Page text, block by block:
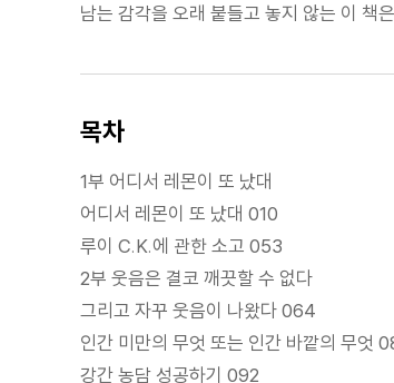
남는 감각을 오래 붙들고 놓지 않는 이 책
목차
1부 어디서 레몬이 또 났대
어디서 레몬이 또 났대 010
루이 C.K.에 관한 소고 053
2부 웃음은 결코 깨끗할 수 없다
그리고 자꾸 웃음이 나왔다 064
인간 미만의 무엇 또는 인간 바깥의 무엇
강간 농담 성공하기 092